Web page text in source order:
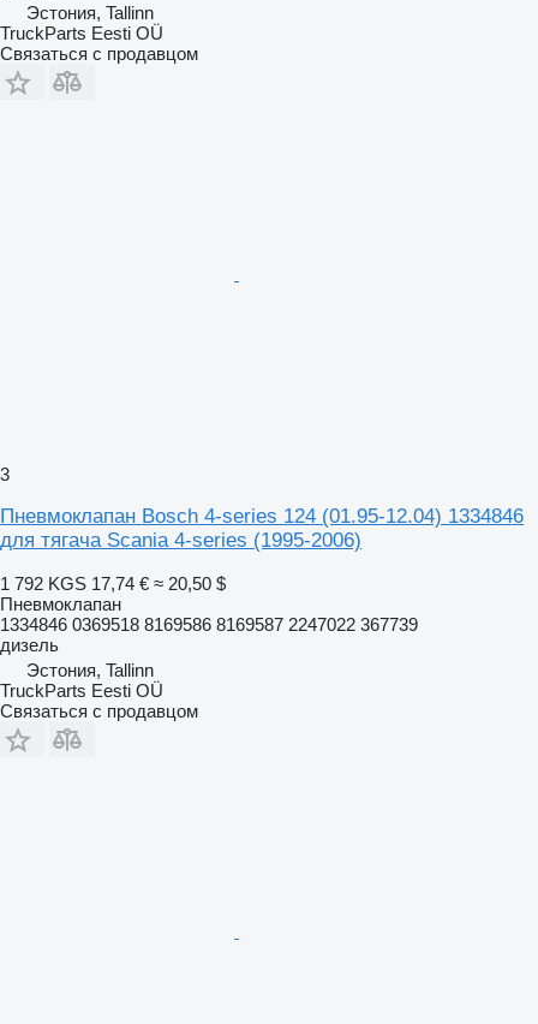
Эстония, Tallinn
TruckParts Eesti OÜ
Связаться с продавцом
3
Пневмоклапан Bosch 4-series 124 (01.95-12.04) 1334846
для тягача Scania 4-series (1995-2006)
1 792 KGS 17,74 € ≈ 20,50 $
Пневмоклапан
1334846 0369518 8169586 8169587 2247022 367739
дизель
Эстония, Tallinn
TruckParts Eesti OÜ
Связаться с продавцом